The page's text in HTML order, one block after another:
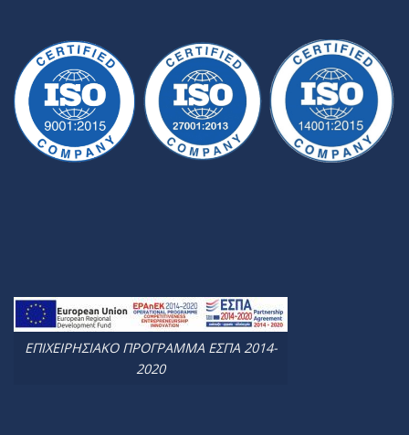
ΕΠΙΧΕΙΡΗΣΙΑΚΟ ΠΡΟΓΡΑΜΜΑ ΕΣΠΑ 2014-
2020